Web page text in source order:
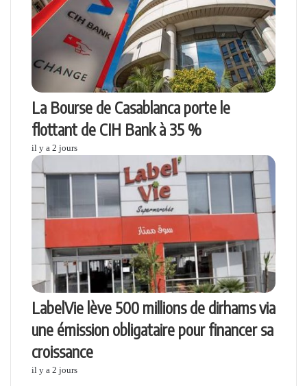
La Bourse de Casablanca porte le
flottant de CIH Bank à 35 %
il y a 2 jours
LabelVie lève 500 millions de dirhams via
une émission obligataire pour financer sa
croissance
il y a 2 jours